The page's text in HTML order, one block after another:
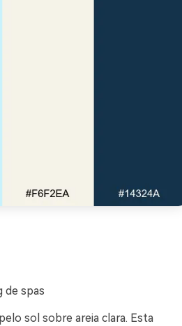
de spas
sol sobre areia clara. Esta